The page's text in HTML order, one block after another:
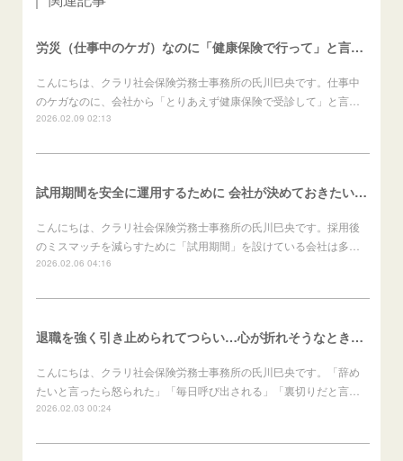
労災（仕事中のケガ）なのに「健康保険で行って」と言われたら？（労働者向け）
こんにちは、クラリ社会保険労務士事務所の氏川巳央です。仕事中
のケガなのに、会社から「とりあえず健康保険で受診して」と言…
2026.02.09 02:13
試用期間を安全に運用するために 会社が決めておきたいこと（会社向け）
こんにちは、クラリ社会保険労務士事務所の氏川巳央です。採用後
のミスマッチを減らすために「試用期間」を設けている会社は多…
2026.02.06 04:16
退職を強く引き止められてつらい…心が折れそうなときの進め方（労働者向け）
こんにちは、クラリ社会保険労務士事務所の氏川巳央です。「辞め
たいと言ったら怒られた」「毎日呼び出される」「裏切りだと言…
2026.02.03 00:24